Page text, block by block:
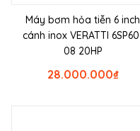
Máy bơm hỏa tiễn 6 inch
cánh inox VERATTI
08 20HP
₫
28.000.000